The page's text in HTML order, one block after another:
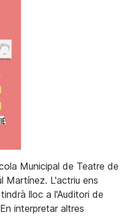
Municipal de Teatre de
Martínez. L'actriu ens
lloc a l'Auditori de
interpretar altres